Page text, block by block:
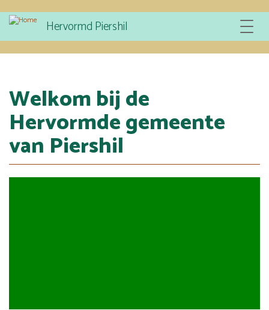
Overslaan
naar
de
Hervormd Piershil
Toggle
Welkom bij de
Hervormde gemeente
van Piershil